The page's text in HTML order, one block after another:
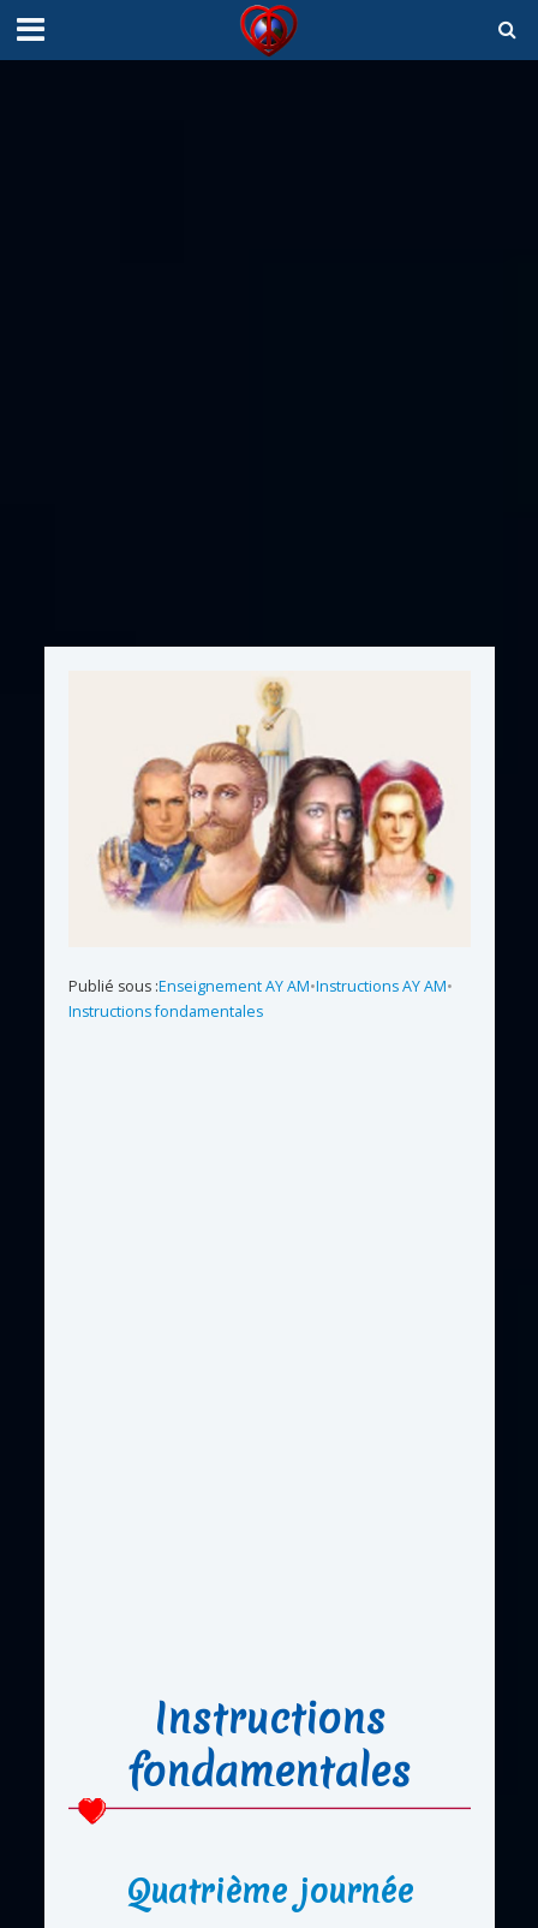
Publié sous :Enseignement AY AM•Instructions AY AM•
Instructions fondamentales
Instructions
fondamentales
Quatrième journée